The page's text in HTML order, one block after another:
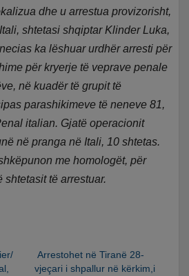
dhe u arrestua provizorisht,
shtetasi shqiptar Klinder Luka,
ka lëshuar urdhër arresti për
për kryerje të veprave penale
në kuadër të grupit të
parashikimeve të neneve 81,
italian. Gjatë operacionit
në pranga në Itali, 10 shtetas.
me homologët, për
shtetasit të arrestuar.
Arrestohet në Tiranë 28-
vjeçari i shpallur në kërkim,i